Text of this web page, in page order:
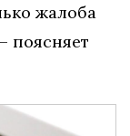
жалоба
поясняет